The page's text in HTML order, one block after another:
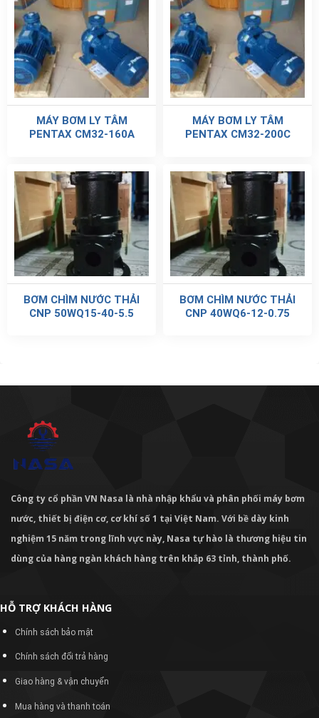
MÁY BƠM LY TÂM
PENTAX CM32-160A
MÁY BƠM LY TÂM
PENTAX CM32-200C
BƠM CHÌM NƯỚC THẢI
CNP 50WQ15-40-5.5
BƠM CHÌM NƯỚC THẢI
CNP 40WQ6-12-0.75
Công ty cổ phần VN Nasa là nhà nhập khẩu và phân phối máy bơm
nước, thiết bị điện cơ, cơ khí số 1 tại Việt Nam. Với bề dày kinh
nghiệm 15 năm trong lĩnh vực này, Nasa tự hào là thương hiệu tin
dùng của hàng ngàn khách hàng trên khắp 63 tỉnh, thành phố.
HỖ TRỢ KHÁCH HÀNG
Chính sách bảo mật
Chính sách đổi trả hàng
Giao hàng & vận chuyển
Mua hàng và thanh toán